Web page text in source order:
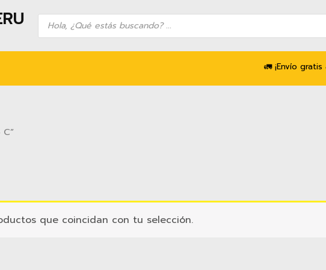
Búsqueda
de
🚛 ¡Envío
que coincidan con tu selección.